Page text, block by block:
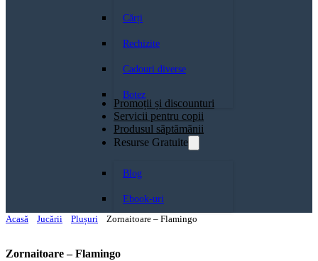
Cărți
Rechizite
Cadouri diverse
Botez
Promoții și discounturi
Servicii pentru copii
Produsul săptămănii
Resurse Gratuite
Blog
Ebook-uri
Acasă
Jucării Plușuri Zornaitoare – Flamingo
Zornaitoare – Flamingo